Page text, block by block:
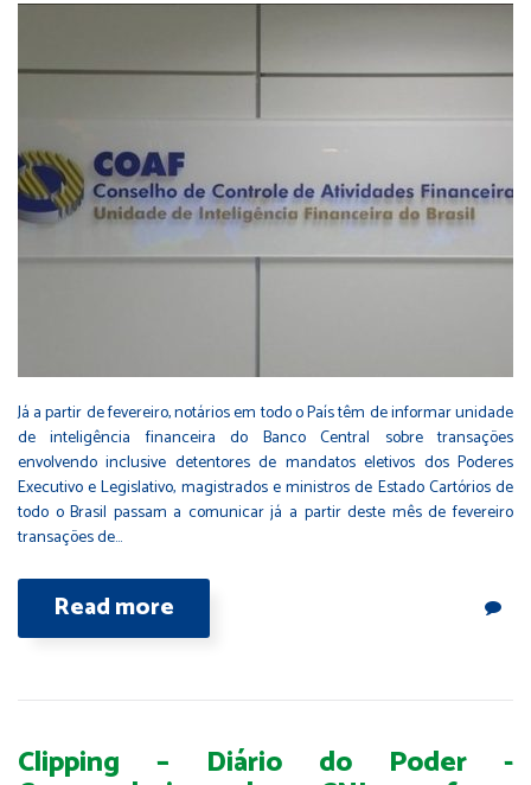
Já a partir de fevereiro, notários em todo o País têm de informar unidade
de inteligência financeira do Banco Central sobre transações
envolvendo inclusive detentores de mandatos eletivos dos Poderes
Executivo e Legislativo, magistrados e ministros de Estado Cartórios de
todo o Brasil passam a comunicar já a partir deste mês de fevereiro
transações de…
Read more
Clipping – Diário do Poder -